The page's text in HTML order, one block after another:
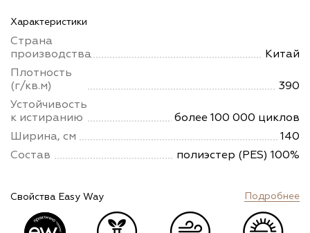
Характеристики
Страна
производства
Китай
Плотность
(г/кв.м)
390
Устойчивость
к истиранию
более 100 000 циклов
Ширина, см
140
Состав
полиэстер (PES) 100%
Свойства Easy Way Подробнее